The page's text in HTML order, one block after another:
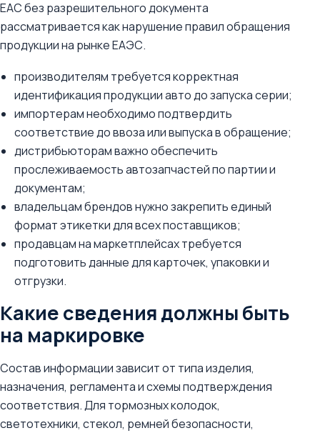
ЕАС без разрешительного документа
рассматривается как нарушение правил обращения
продукции на рынке ЕАЭС.
производителям требуется корректная
идентификация продукции авто до запуска серии;
импортерам необходимо подтвердить
соответствие до ввоза или выпуска в обращение;
дистрибьюторам важно обеспечить
прослеживаемость автозапчастей по партии и
документам;
владельцам брендов нужно закрепить единый
формат этикетки для всех поставщиков;
продавцам на маркетплейсах требуется
подготовить данные для карточек, упаковки и
отгрузки.
Какие сведения должны быть
на маркировке
Состав информации зависит от типа изделия,
назначения, регламента и схемы подтверждения
соответствия. Для тормозных колодок,
светотехники, стекол, ремней безопасности,